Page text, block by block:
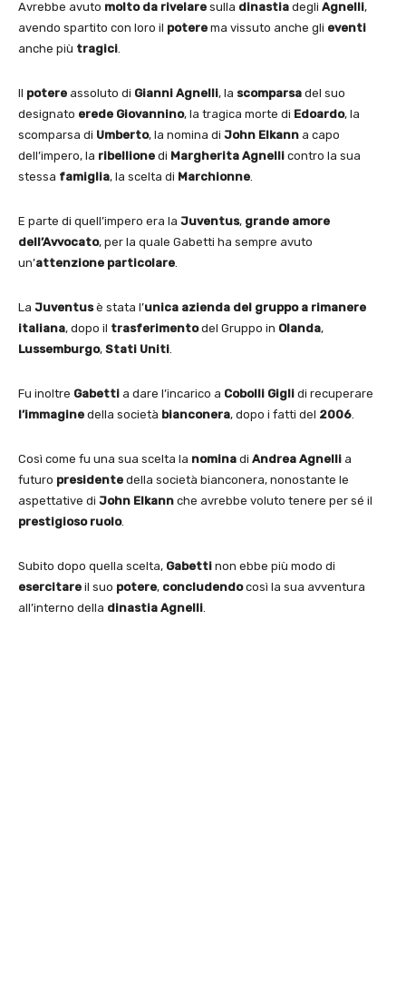
Avrebbe avuto molto da rivelare sulla dinastia degli Agnelli,
avendo spartito con loro il potere ma vissuto anche gli eventi
anche più tragici.
Il potere assoluto di Gianni Agnelli, la scomparsa del suo
designato erede Giovannino, la tragica morte di Edoardo, la
scomparsa di Umberto, la nomina di John Elkann a capo
dell’impero, la ribellione di Margherita Agnelli contro la sua
stessa famiglia, la scelta di Marchionne.
E parte di quell’impero era la Juventus, grande amore
dell’Avvocato, per la quale Gabetti ha sempre avuto
un’attenzione particolare.
La Juventusè stata l’unica azienda del gruppo a rimanere
italiana, dopo il trasferimentodel Gruppo in Olanda,
Lussemburgo, Stati Uniti.
Fu inoltre Gabetti a dare l’incarico a Cobolli Gigli di recuperare
l’immagine della società bianconera, dopo i fatti del 2006.
Così come fu una sua scelta la nomina di Andrea Agnelli a
futuro presidente della società bianconera, nonostante le
aspettative di John Elkann che avrebbe voluto tenere per sé il
prestigioso ruolo.
Subito dopo quella scelta, Gabetti non ebbe più modo di
esercitare il suo potere, concludendocosì la sua avventura
all’interno della dinastia Agnelli.